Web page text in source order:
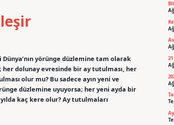
yörünge düzlemine tam olarak
her dolunay evresinde bir ay tutulması, her
olur mu? Bu sadece ayın yeni ve
düzlemine uyuyorsa; her yeni ayda bir
kaç kere olur? Ay tutulmaları